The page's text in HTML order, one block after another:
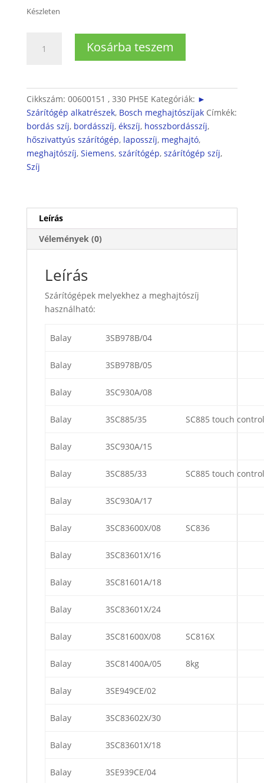
Készleten
motor
mennyiség
Kosárba teszem
Cikkszám: 00600151 , 330 PH5E Kategóriák: ►
Szárítógép alkatrészek, Bosch meghajtószíjak Címkék:
bordás szíj, bordásszíj, ékszíj, hosszbordásszíj,
hőszivattyús szárítógép, laposszíj, meghajtó,
meghajtószíj, Siemens, szárítógép, szárítógép szíj,
Szíj
Leírás
Vélemények (0)
Leírás
Szárítógépek melyekhez a meghajtószíj
használható:
Balay 3SB978B/04
Balay 3SB978B/05
Balay 3SC930A/08
Balay 3SC885/35 SC885 touch control
Balay 3SC930A/15
Balay 3SC885/33 SC885 touch control
Balay 3SC930A/17
Balay 3SC83600X/08 SC836
Balay 3SC83601X/16
Balay 3SC81601A/18
Balay 3SC83601X/24
Balay 3SC81600X/08 SC816X
Balay 3SC81400A/05 8kg
Balay 3SE949CE/02
Balay 3SC83602X/30
Balay 3SC83601X/18
Balay 3SE939CE/04